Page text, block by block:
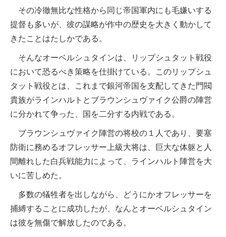
その冷徹無比な性格から同じ帝国軍内にも毛嫌いする
提督も多いが、彼の謀略が作中の歴史を大きく動かして
きたことはたしかである。
そんなオーベルシュタインは、リップシュタット戦役
において恐るべき策略を仕掛けている。このリップシュ
タット戦役とは、これまで銀河帝国を支配してきた門閥
貴族がラインハルトとブラウンシュヴァイク公爵の陣営
に分かれて争った、国を二分する内戦である。
ブラウンシュヴァイク陣営の将校の１人であり、要塞
防衛に務めるオフレッサー上級大将は、巨大な体躯と人
間離れした白兵戦能力によって、ラインハルト陣営を大
いに苦しめた。
多数の犠牲者を出しながら、どうにかオフレッサーを
捕縛することに成功したが、なんとオーベルシュタイン
は彼を無傷で解放したのである。